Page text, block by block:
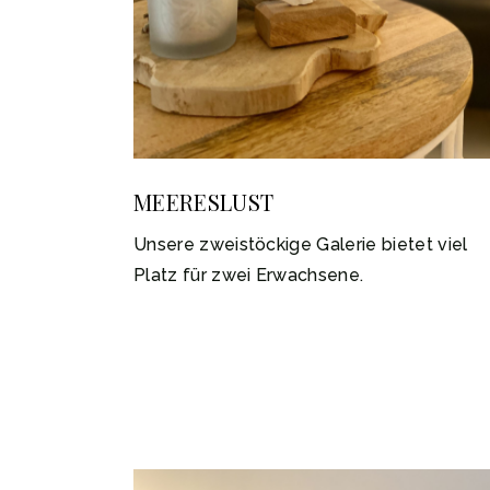
MEERESLUST
Unsere zweistöckige Galerie bietet viel
Platz für zwei Erwachsene.